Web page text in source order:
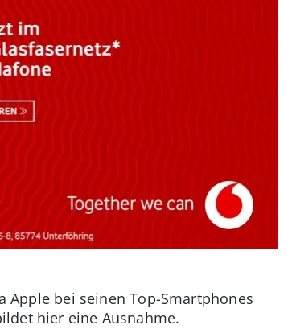
Apple bei seinen Top-Smartphones
hier eine Ausnahme.